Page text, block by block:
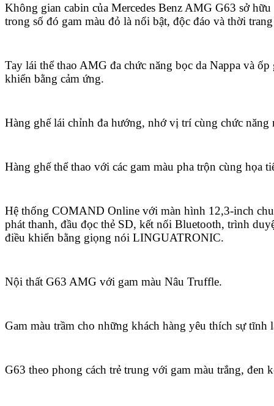
Không gian cabin của Mercedes Benz AMG G63 sở
trong số đó gam màu đỏ là nổi bật, độc đáo và thời
Tay lái thể thao AMG đa chức năng bọc da Nappa và
khiển bằng cảm ứng.
Hàng ghế lái chỉnh đa hướng, nhớ vị trí cùng chức năng
Hàng ghế thể thao với các gam màu pha trộn cùng họa
Hệ thống COMAND Online với màn hình 12,3-inch
phát thanh, đầu đọc thẻ SD, kết nối Bluetooth, trình
điều khiển bằng giọng nói LINGUATRONIC.
Nội thất G63 AMG với gam màu Nâu Truffle.
Gam màu trầm cho những khách hàng yêu thích sự tĩnh
G63 theo phong cách trẻ trung với gam màu trắng, đen